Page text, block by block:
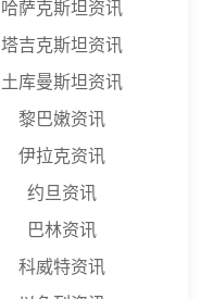
哈萨克斯坦资讯
塔吉克斯坦资讯
土库曼斯坦资讯
黎巴嫩资讯
伊拉克资讯
约旦资讯
巴林资讯
科威特资讯